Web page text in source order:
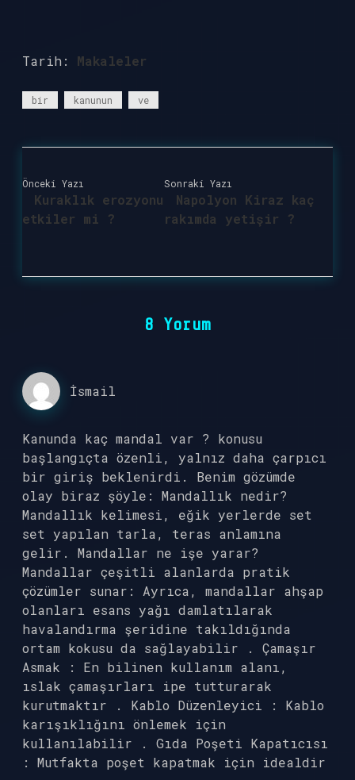
Tarih: Makaleler
bir kanunun ve
Önceki Yazı
Kuraklık erozyonu
etkiler mi ?
Sonraki Yazı
Napolyon Kiraz kaç
rakımda yetişir ?
8 Yorum
İsmail
Kanunda kaç mandal var ? konusu
başlangıçta özenli, yalnız daha çarpıcı
bir giriş beklenirdi. Benim gözümde
olay biraz şöyle: Mandallık nedir?
Mandallık kelimesi, eğik yerlerde set
set yapılan tarla, teras anlamına
gelir. Mandallar ne işe yarar?
Mandallar çeşitli alanlarda pratik
çözümler sunar: Ayrıca, mandallar ahşap
olanları esans yağı damlatılarak
havalandırma şeridine takıldığında
ortam kokusu da sağlayabilir . Çamaşır
Asmak : En bilinen kullanım alanı,
ıslak çamaşırları ipe tutturarak
kurutmaktır . Kablo Düzenleyici : Kablo
karışıklığını önlemek için
kullanılabilir . Gıda Poşeti Kapatıcısı
: Mutfakta poşet kapatmak için idealdir